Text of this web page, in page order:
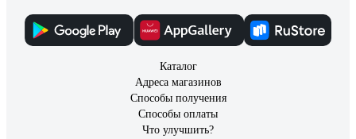
Каталог
Адреса магазинов
Способы получения
Способы оплаты
Что улучшить?